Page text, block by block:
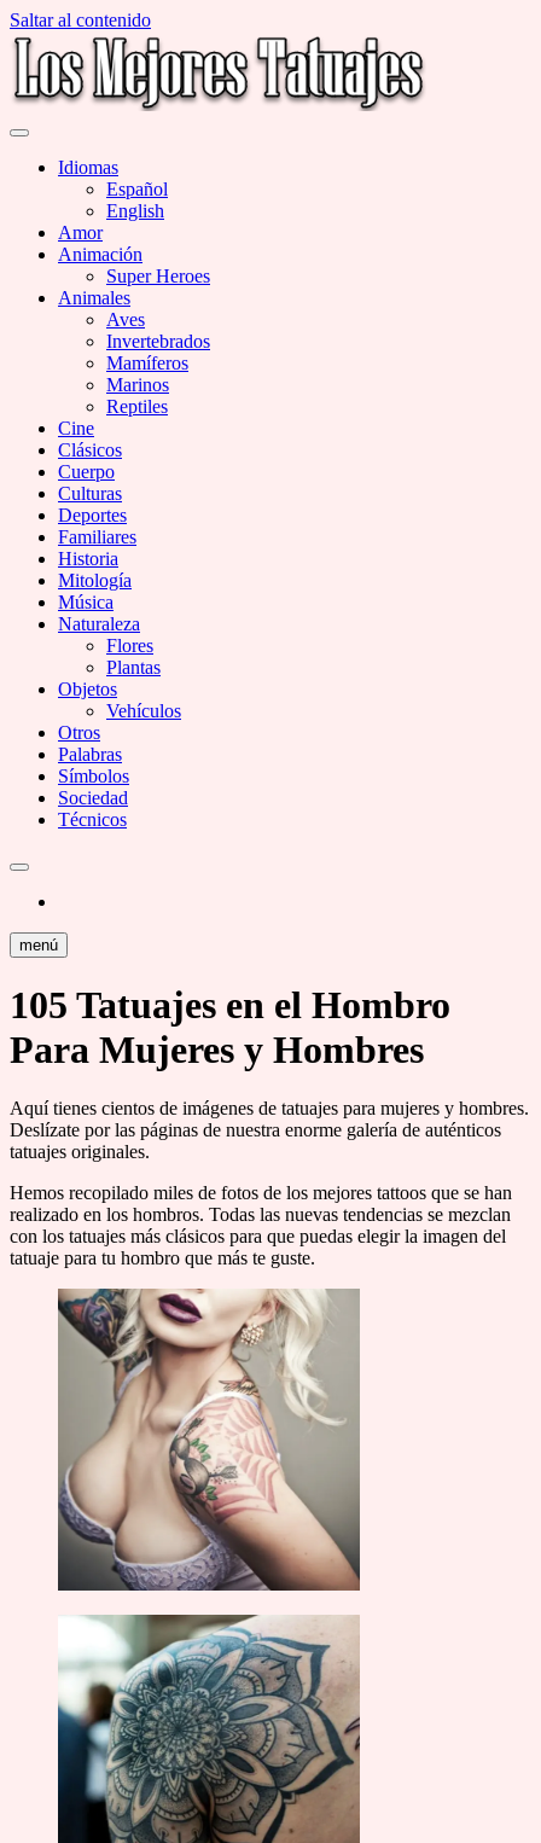
Saltar al contenido
Miles de Imágenes de Tatuajes en Galerías
Idiomas
Español
English
Amor
Animación
Super Heroes
Animales
Aves
Invertebrados
Mamíferos
Marinos
Reptiles
Cine
Clásicos
Cuerpo
Culturas
Deportes
Familiares
Historia
Mitología
Música
Naturaleza
Flores
Plantas
Objetos
Vehículos
Otros
Palabras
Símbolos
Sociedad
Técnicos
menú
105 Tatuajes en el Hombro
Para Mujeres y Hombres
Aquí tienes cientos de imágenes de tatuajes para mujeres y hombres.
Deslízate por las páginas de nuestra enorme galería de auténticos
tatuajes originales.
Hemos recopilado miles de fotos de los mejores tattoos que se han
realizado en los hombros. Todas las nuevas tendencias se mezclan
con los tatuajes más clásicos para que puedas elegir la imagen del
tatuaje para tu hombro que más te guste.